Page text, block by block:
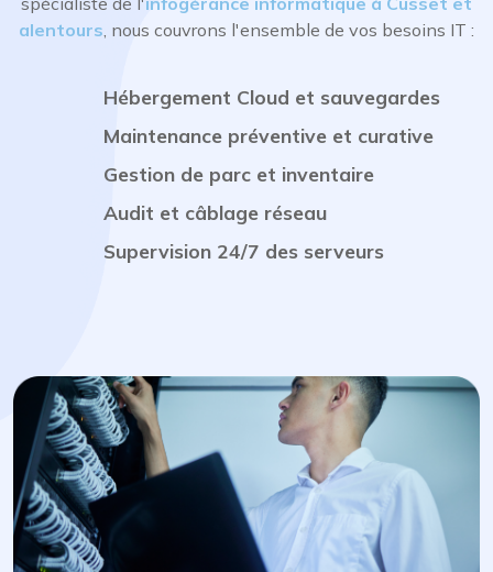
alentours, nous couvrons l'ensemble de vos besoins IT :
Hébergement Cloud et sauvegardes
Maintenance préventive et curative
Gestion de parc et inventaire
Audit et câblage réseau
Supervision 24/7 des serveurs